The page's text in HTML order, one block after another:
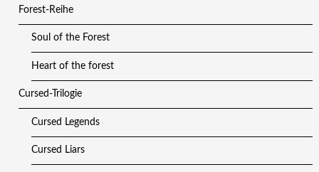
Forest-Reihe
Soul of the Forest
Heart of the forest
Cursed-Trilogie
Cursed Legends
Cursed Liars